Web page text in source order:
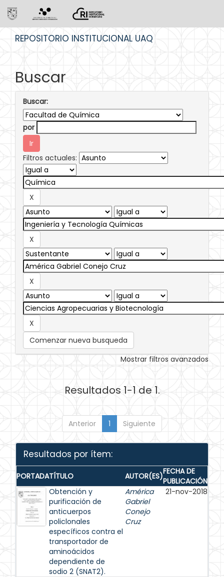
REPOSITORIO INSTITUCIONAL UAQ
Buscar
Buscar:
por
Filtros actuales:
Comenzar nueva busqueda
Mostrar filtros avanzados
Resultados 1-1 de 1.
Anterior 1 Siguiente
Resultados por ítem:
PORTADATÍTULO AUTOR(ES)FECHA DE
PUBLICACIÓN
Obtención y
purificación de
anticuerpos
policlonales
específicos contra el
transportador de
aminoácidos
dependiente de
sodio 2 (SNAT2).
América
Gabriel
Conejo
Cruz
21-nov-2018